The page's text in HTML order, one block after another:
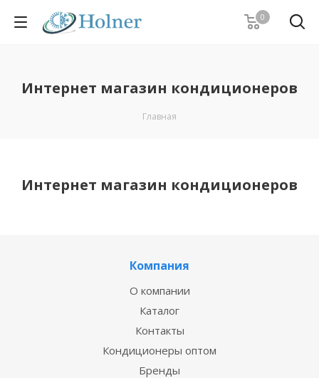
0
Интернет магазин кондиционеров
Главная
Интернет магазин кондиционеров
Компания
О компании
Каталог
Контакты
Кондиционеры оптом
Бренды